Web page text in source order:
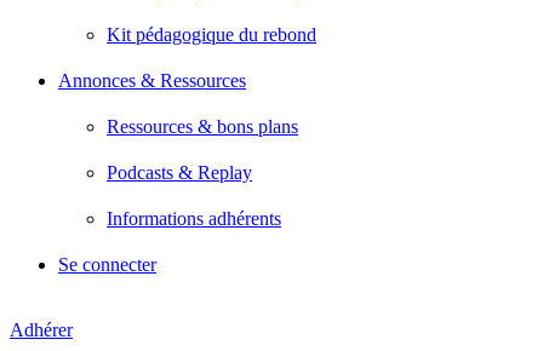
Kit pédagogique du rebond
Annonces & Ressources
Ressources & bons plans
Podcasts & Replay
Informations adhérents
Se connecter
Adhérer